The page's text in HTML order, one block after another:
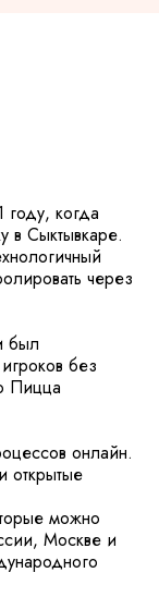
когда
в Сыктывкаре.
через
был
без
Пицца
онлайн.
открытые
можно
Москве и